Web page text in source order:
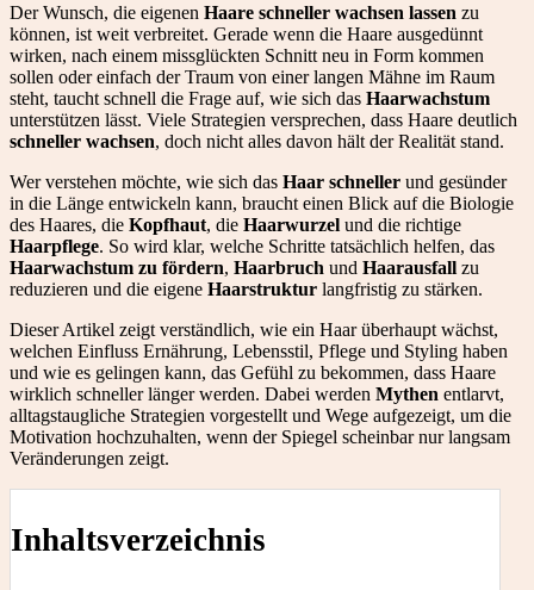
Der Wunsch, die eigenen Haare schneller wachsen lassen zu
können, ist weit verbreitet. Gerade wenn die Haare ausgedünnt
wirken, nach einem missglückten Schnitt neu in Form kommen
sollen oder einfach der Traum von einer langen Mähne im Raum
steht, taucht schnell die Frage auf, wie sich das Haarwachstum
unterstützen lässt. Viele Strategien versprechen, dass Haare deutlich
schneller wachsen, doch nicht alles davon hält der Realität stand.
Wer verstehen möchte, wie sich das Haar schneller und gesünder
in die Länge entwickeln kann, braucht einen Blick auf die Biologie
des Haares, die Kopfhaut, die Haarwurzel und die richtige
Haarpflege. So wird klar, welche Schritte tatsächlich helfen, das
Haarwachstum zu fördern, Haarbruch und Haarausfall zu
reduzieren und die eigene Haarstruktur langfristig zu stärken.
Dieser Artikel zeigt verständlich, wie ein Haar überhaupt wächst,
welchen Einfluss Ernährung, Lebensstil, Pflege und Styling haben
und wie es gelingen kann, das Gefühl zu bekommen, dass Haare
wirklich schneller länger werden. Dabei werden Mythen entlarvt,
alltagstaugliche Strategien vorgestellt und Wege aufgezeigt, um die
Motivation hochzuhalten, wenn der Spiegel scheinbar nur langsam
Veränderungen zeigt.
Inhaltsverzeichnis